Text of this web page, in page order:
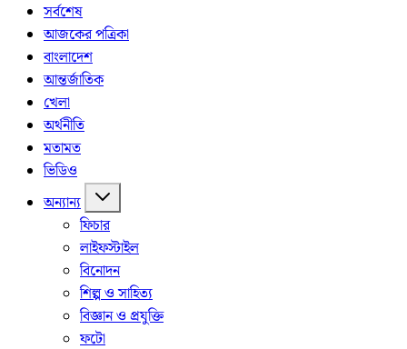
সর্বশেষ
আজকের পত্রিকা
বাংলাদেশ
আন্তর্জাতিক
খেলা
অর্থনীতি
মতামত
ভিডিও
অন্যান্য
ফিচার
লাইফস্টাইল
বিনোদন
শিল্প ও সাহিত্য
বিজ্ঞান ও প্রযুক্তি
ফটো